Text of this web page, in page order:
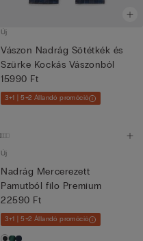
Új
Vászon Nadrág Sötétkék és
Szürke Kockás Vászonból
15990 Ft
3+1 | 5+2 Állandó promóció
Új
Nadrág Mercerezett
Pamutból filo Premium
22590 Ft
3+1 | 5+2 Állandó promóció